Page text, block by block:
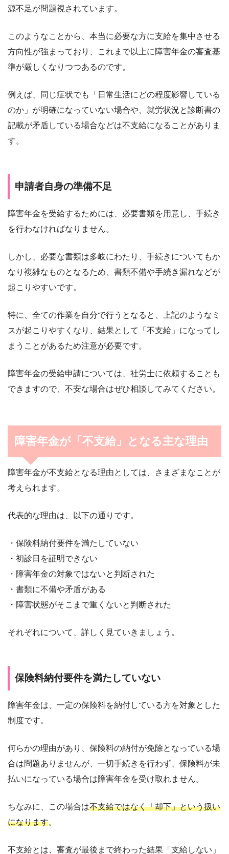
源不足が問題視されています。
このようなことから、本当に必要な方に支給を集中させる
方向性が強まっており、これまで以上に障害年金の審査基
準が厳しくなりつつあるのです。
例えば、同じ症状でも「日常生活にどの程度影響している
のか」が明確になっていない場合や、就労状況と診断書の
記載が矛盾している場合などは不支給になることがありま
す。
申請者自身の準備不足
障害年金を受給するためには、必要書類を用意し、手続き
を行わなければなりません。
しかし、必要な書類は多岐にわたり、手続きについてもか
なり複雑なものとなるため、書類不備や手続き漏れなどが
起こりやすいです。
特に、全ての作業を自分で行うとなると、上記のようなミ
スが起こりやすくなり、結果として「不支給」になってし
まうことがあるため注意が必要です。
障害年金の受給申請については、社労士に依頼することも
できますので、不安な場合はぜひ相談してみてください。
障害年金が「不支給」となる主な理由
障害年金が不支給となる理由としては、さまざまなことが
考えられます。
代表的な理由は、以下の通りです。
・保険料納付要件を満たしていない
・初診日を証明できない
・障害年金の対象ではないと判断された
・書類に不備や矛盾がある
・障害状態がそこまで重くないと判断された
それぞれについて、詳しく見ていきましょう。
保険料納付要件を満たしていない
障害年金は、一定の保険料を納付している方を対象とした
制度です。
何らかの理由があり、保険料の納付が免除となっている場
合は問題ありませんが、一切手続きを行わず、保険料が未
払いになっている場合は障害年金を受け取れません。
ちなみに、この場合は不支給ではなく「却下」という扱い
になります。
不支給とは、審査が最後まで終わった結果「支給しない」